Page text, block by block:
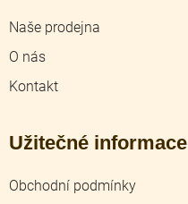
Naše prodejna
O nás
Kontakt
Užitečné informace
Obchodní podmínky